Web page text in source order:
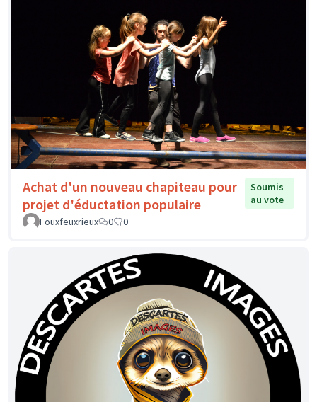
Achat d'un nouveau chapiteau pour
projet d'éductation populaire
Soumis
au vote
Fouxfeuxrieux
0 0